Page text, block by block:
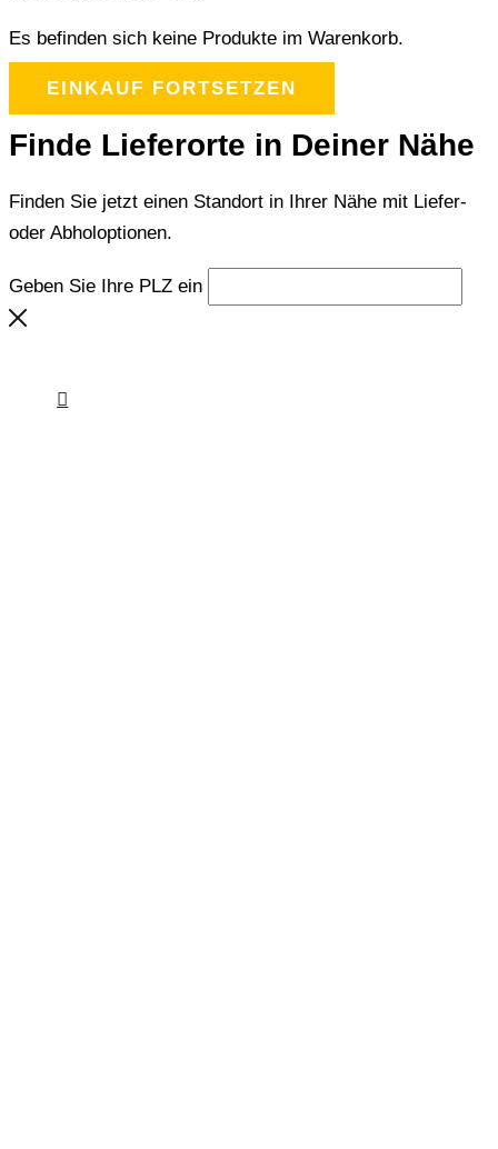
Es befinden sich keine Produkte im Warenkorb.
EINKAUF FORTSETZEN
Finde Lieferorte in Deiner Nähe
Finden Sie jetzt einen Standort in Ihrer Nähe mit Liefer-
oder Abholoptionen.
Geben Sie Ihre PLZ ein